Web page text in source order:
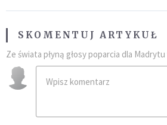
SKOMENTUJ ARTYKUŁ
Ze świata płyną głosy poparcia dla